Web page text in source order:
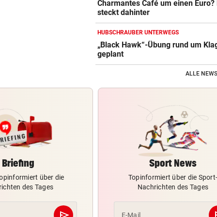
Charmantes Café um einen Euro?
steckt dahinter
HUBSCHRAUBER UNTERWEGS
„Black Hawk“-Übung rund um
geplant
ALLE
Briefing
über die
des Tages
Sport News
Topinformiert über die Sport-
Nachrichten des Tages
E-Mail